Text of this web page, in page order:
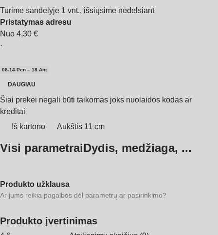
Turime sandėlyje 1 vnt., išsiųsime nedelsiant
Pristatymas adresu
Nuo 4,30 €
·
08‑14 Pen – 18 Ant
DAUGIAU
Šiai prekei negali būti taikomas joks nuolaidos kodas ar
kreditai
Iš kartono
Aukštis 11 cm
Visi parametraiDydis, medžiaga, ...
Produkto užklausa
Ar jums reikia pagalbos dėl parametrų ar pasirinkimo?
Produkto įvertinimas